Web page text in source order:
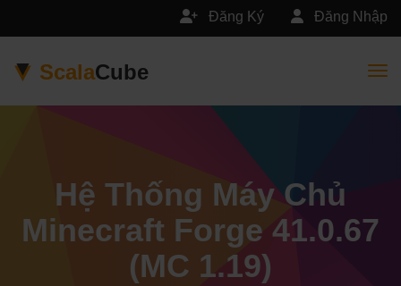
Đăng Nhập
Đăng Ký
ScalaCube
Hệ Thống Máy Chủ
Minecraft Forge 41.0.67
(MC 1.19)